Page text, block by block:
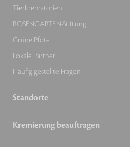
Tierkrematorien
ROSENGARTEN-Stiftung
Grüne Pfote
Lokale Partner
Häufig gestellte Fragen
Standorte
Kremierung beauftragen